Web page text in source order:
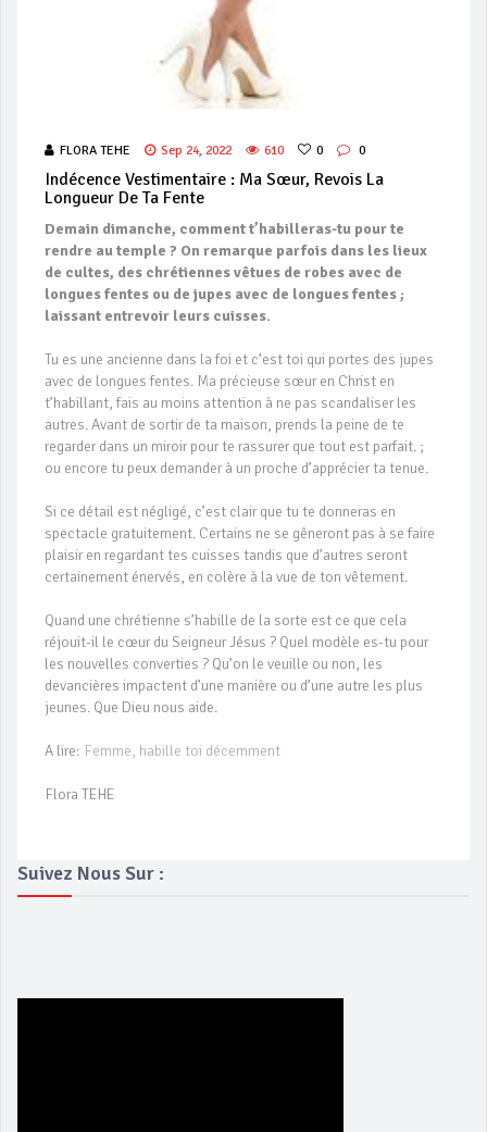
FLORA TEHE Sep 24, 2022 610 0 0
Indécence Vestimentaire : Ma Sœur, Revois La
Longueur De Ta Fente
Demain dimanche, comment t’habilleras-tu pour te
rendre au temple ? On remarque parfois dans les lieux
de cultes, des chrétiennes vêtues de robes avec de
longues fentes ou de jupes avec de longues fentes ;
laissant entrevoir leurs cuisses.
Tu es une ancienne dans la foi et c’est toi qui portes des jupes
avec de longues fentes. Ma précieuse sœur en Christ en
t’habillant, fais au moins attention à ne pas scandaliser les
autres. Avant de sortir de ta maison, prends la peine de te
regarder dans un miroir pour te rassurer que tout est parfait. ;
ou encore tu peux demander à un proche d’apprécier ta tenue.
Si ce détail est négligé, c’est clair que tu te donneras en
spectacle gratuitement. Certains ne se gêneront pas à se faire
plaisir en regardant tes cuisses tandis que d’autres seront
certainement énervés, en colère à la vue de ton vêtement.
Quand une chrétienne s’habille de la sorte est ce que cela
réjouit-il le cœur du Seigneur Jésus ? Quel modèle es-tu pour
les nouvelles converties ? Qu’on le veuille ou non, les
devancières impactent d’une manière ou d’une autre les plus
jeunes. Que Dieu nous aide.
A lire: Femme, habille toi décemment
Flora TEHE
Suivez Nous Sur :